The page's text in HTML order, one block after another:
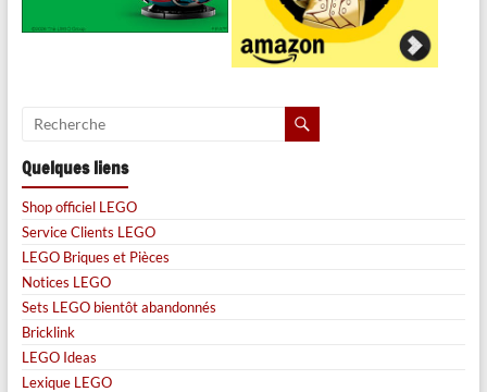
Quelques liens
Shop officiel LEGO
Service Clients LEGO
LEGO Briques et Pièces
Notices LEGO
Sets LEGO bientôt abandonnés
Bricklink
LEGO Ideas
Lexique LEGO